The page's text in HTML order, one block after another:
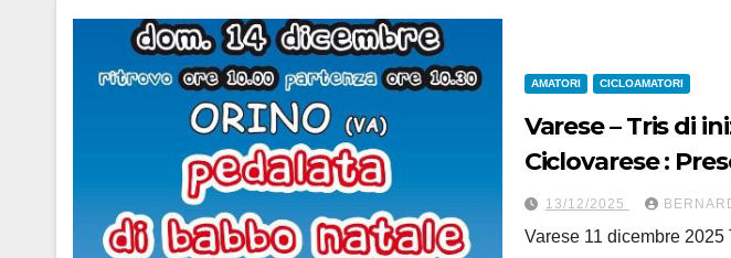
AMATORI CICLOAMATORI
Varese – Tris di
Ciclovarese :
Natale di
Babbo Natale
13/12/2025
Varese 11 dicembre